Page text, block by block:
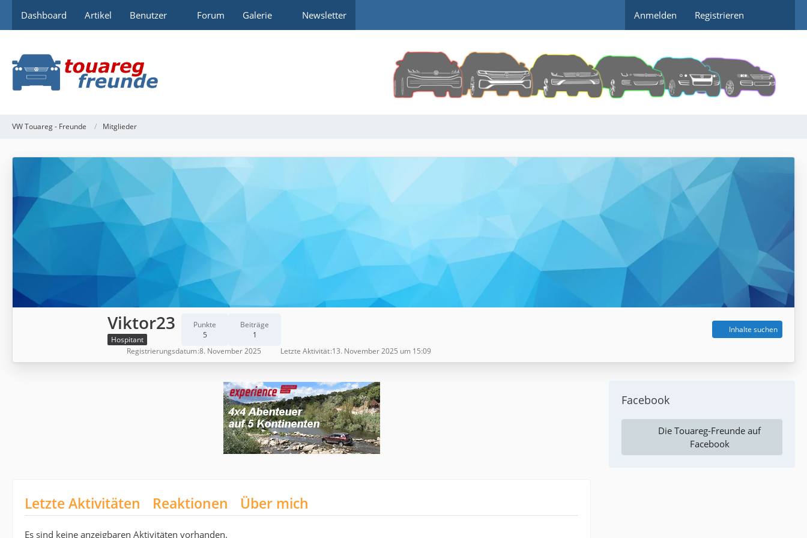
Dashboard Artikel Benutzer Forum Galerie Newsletter Anmelden Registrieren
VW Touareg - Freunde Mitglieder
Viktor23
Hospitant
Punkte
5
Beiträge
1
Inhalte suchen
Registrierungsdatum 8. November 2025 Letzte Aktivität 13. November 2025 um 15:09
Letzte Aktivitäten Reaktionen Über mich
Es sind keine anzeigbaren Aktivitäten vorhanden.
Facebook
Die Touareg-Freunde auf
Facebook